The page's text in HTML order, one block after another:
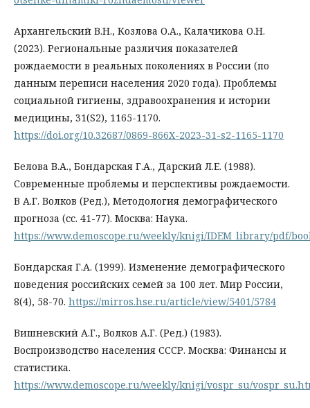
Архангельский В.Н., Козлова О.А., Калачикова О.Н.
(2023). Региональные различия показателей
рождаемости в реальных поколениях в России (по
данным переписи населения 2020 года). Проблемы
социальной гигиены, здравоохранения и истории
медицины, 31(S2), 1165-1170.
https://doi.org/10.32687/0869-866X-2023-31-s2-1165-1170
Белова В.А., Бондарская Г.А., Дарский Л.Е. (1988).
Современные проблемы и перспективы рождаемости.
В А.Г. Волков (Ред.), Методология демографического
прогноза (сс. 41-77). Москва: Наука.
https://www.demoscope.ru/weekly/knigi/IDEM_library/pdf/
Бондарская Г.А. (1999). Изменение демографического
поведения российских семей за 100 лет. Мир России,
8(4), 58-70. https://mirros.hse.ru/article/view/5401/5784
Вишневский А.Г., Волков А.Г. (Ред.) (1983).
Воспроизводство населения СССР. Москва: Финансы и
статистика.
https://www.demoscope.ru/weekly/knigi/vospr_su/